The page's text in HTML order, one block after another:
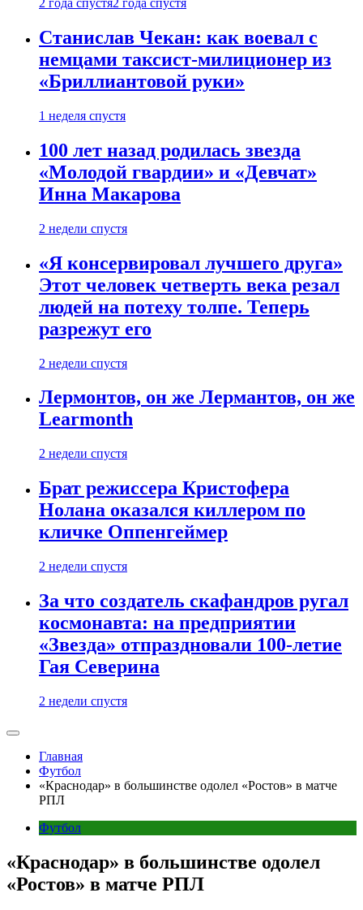
2 года спустя2 года спустя
Станислав Чекан: как воевал с
немцами таксист-милиционер из
«Бриллиантовой руки»
1 неделя спустя
100 лет назад родилась звезда
«Молодой гвардии» и «Девчат»
Инна Макарова
2 недели спустя
«Я консервировал лучшего друга»
Этот человек четверть века резал
людей на потеху толпе. Теперь
разрежут его
2 недели спустя
Лермонтов, он же Лермантов, он же
Learmonth
2 недели спустя
Брат режиссера Кристофера
Нолана оказался киллером по
кличке Оппенгеймер
2 недели спустя
За что создатель скафандров ругал
космонавта: на предприятии
«Звезда» отпраздновали 100-летие
Гая Северина
2 недели спустя
Главная
Футбол
«Краснодар» в большинстве одолел «Ростов» в матче
РПЛ
Футбол
«Краснодар» в большинстве одолел
«Ростов» в матче РПЛ